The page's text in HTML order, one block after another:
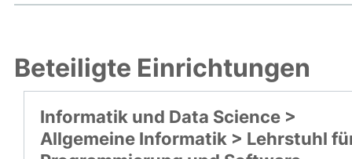
Beteiligte Einrichtungen
Informatik und Data Science >
Allgemeine Informatik > Lehrstuhl